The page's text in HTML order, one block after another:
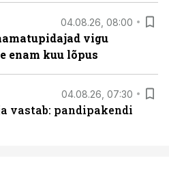
04.08.26, 08:00
vigu
enam kuu lõpus
04.08.26, 07:30
vastab: pandipakendi